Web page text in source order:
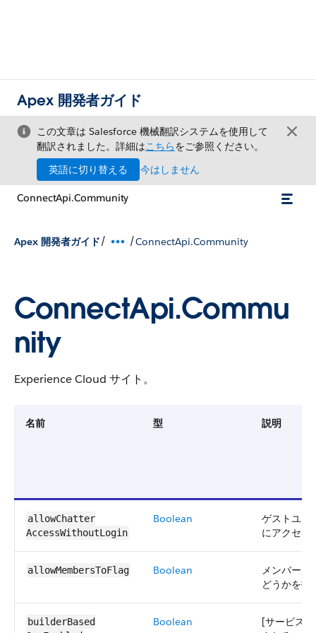
Apex 開発者ガイド
この文章は Salesforce 機械翻訳システムを使用して
翻訳されました。詳細はこちらをご参照ください。
英語に切り替える
今はしません
ConnectApi.Community
Apex 開発者ガイド/ /ConnectApi.Community
ConnectApi.Commu
nity
Experience Cloud サイト。
名前 型 説明
allowChatter​​
AccessWithoutLogin
Boolean
ゲストユー
にアクセス
allowMembers​ToFlag Boolean
メンバーが
どうかを指
builderBased​
Boolean
[サービス